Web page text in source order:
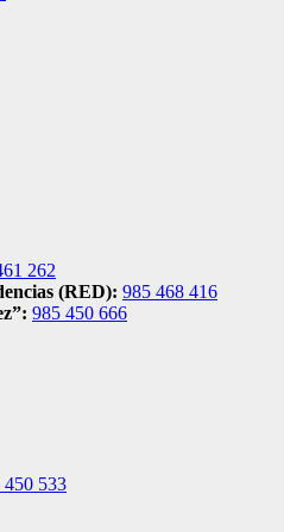
262
(RED): 985 468 416
985 450 666
450 533